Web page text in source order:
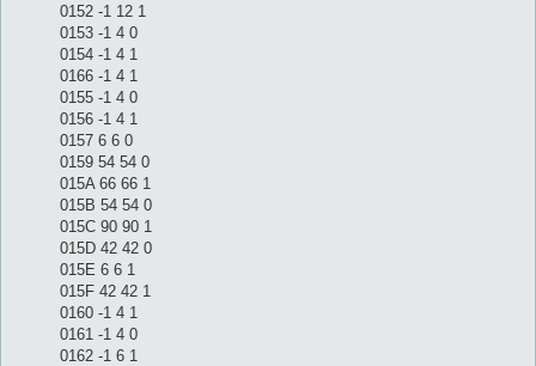
0152 -1 12 1
0153 -1 4 0
0154 -1 4 1
0166 -1 4 1
0155 -1 4 0
0156 -1 4 1
0157 6 6 0
0159 54 54 0
015A 66 66 1
015B 54 54 0
015C 90 90 1
015D 42 42 0
015E 6 6 1
015F 42 42 1
0160 -1 4 1
0161 -1 4 0
0162 -1 6 1